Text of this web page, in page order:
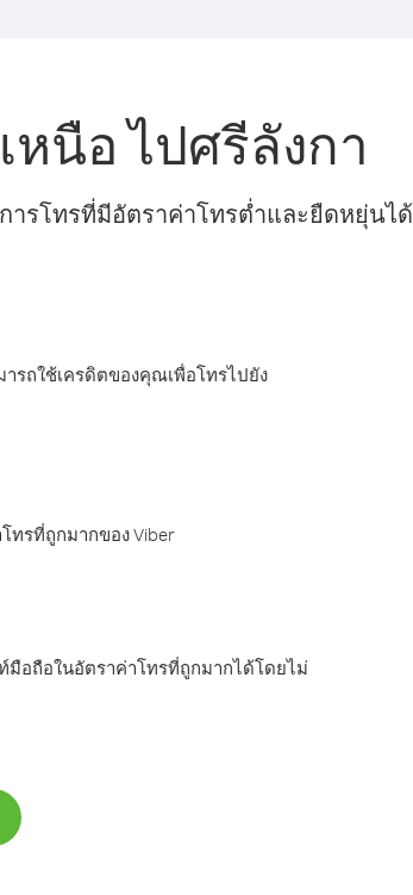
นือ ไปศรีลังกา
ารโทรที่มีอัตราค่าโทรต่ำและยืดหยุ่นได้
รถใช้เครดิตของคุณเพื่อโทรไปยัง
ทรที่ถูกมากของ Viber
อถือในอัตราค่าโทรที่ถูกมากได้โดยไม่